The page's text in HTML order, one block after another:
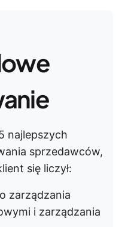
najlepszych
sprzedawców,
się liczył:
zarządzania
i zarządzania